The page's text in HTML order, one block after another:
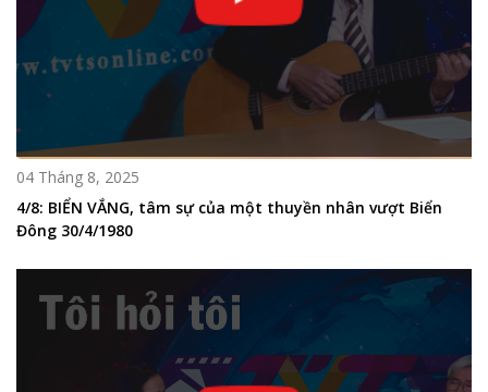
04 Tháng 8, 2025
4/8: BIỂN VẮNG, tâm sự của một thuyền nhân vượt Biển
Đông 30/4/1980